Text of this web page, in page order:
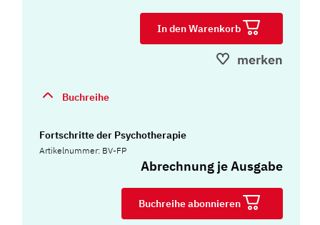
In den Warenkorb
merken
Buchreihe
Fortschritte der Psychotherapie
Artikelnummer: BV-FP
Abrechnung je Ausgabe
Buchreihe abonnieren